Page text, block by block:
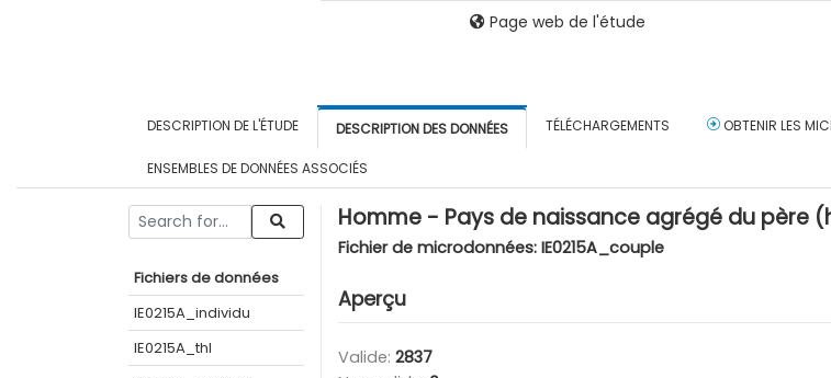
Page web de l'étude
DESCRIPTION DE L'ÉTUDE DESCRIPTION DES DONNÉES TÉLÉCHARGEMENTS OBTENIR LES
ENSEMBLES DE DONNÉES ASSOCIÉS
Fichiers de données
IE0215A_individu
IE0215A_thl
Homme - Pays de naissance agrégé du père
Fichier de microdonnées: IE0215A_couple
Aperçu
Valide: 2837